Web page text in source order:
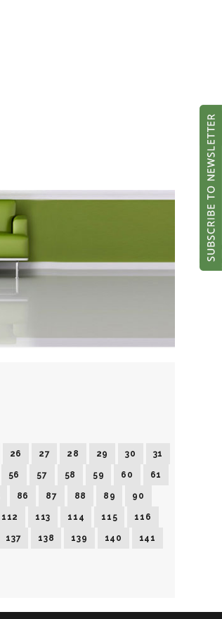
26 27 28 29 30 31
56 57 58 59 60 61
86 87 88 89 90
112 113 114 115 116
137 138 139 140 141